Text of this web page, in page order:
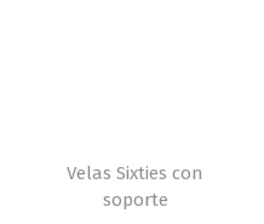
Velas Sixties con
soporte